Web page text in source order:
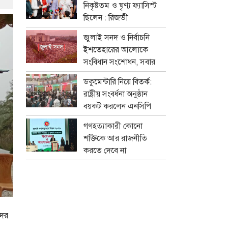
নিকৃষ্টতম ও ঘৃণ্য ফ্যাসিস্ট
ছিলেন : রিজভী
জুলাই সনদ ও নির্বাচনি
ইশতেহারের আলোকে
সংবিধান সংশোধন, সবার
মতামত নেবে বিশেষ কমিটি
ডকুমেন্টারি নিয়ে বিতর্ক:
রাষ্ট্রীয় সংবর্ধনা অনুষ্ঠান
বয়কট করলেন এনসিপি
নেতারা
গণহত্যাকারী কোনো
শক্তিকে আর রাজনীতি
করতে দেবে না
জনগণ:স্বরাষ্ট্রমন্ত্রী